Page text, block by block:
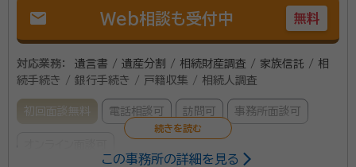
mail Web相談も受付中 無料
対応業務：
遺言書 / 遺産分割 / 相続財産調査 / 家族信託 / 相
続手続き / 銀行手続き / 戸籍収集 / 相続人調査
初回面談無料 電話相談可 訪問可 事務所面談可
この事務所の詳細を見る